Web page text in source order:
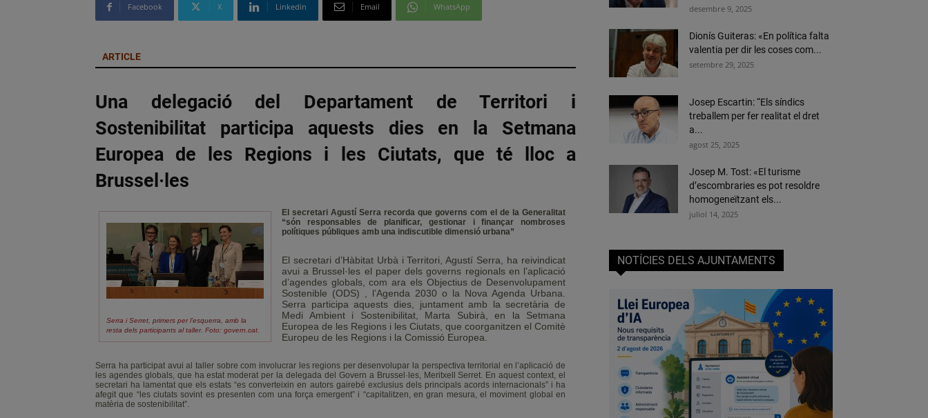
Facebook X Linkedin Email WhatsApp
ARTICLE
Una delegació del Departament de Territori i
Sostenibilitat participa aquests dies en la Setmana
Europea de les Regions i les Ciutats, que té lloc a
Brussel·les
Serra i Serret, primers per l’esquerra, amb la
resta dels participants al taller. Foto: govern.cat.
El secretari Agustí Serra recorda que governs com el de la Generalitat
“són responsables de planificar, gestionar i finançar nombroses
polítiques públiques amb una indiscutible dimensió urbana”
El secretari d’Hàbitat Urbà i Territori, Agustí Serra, ha reivindicat
avui a Brussel·les el paper dels governs regionals en l’aplicació
d’agendes globals, com ara els Objectius de Desenvolupament
Sostenible (ODS) , l’Agenda 2030 o la Nova Agenda Urbana.
Serra participa aquests dies, juntament amb la secretària de
Medi Ambient i Sostenibilitat, Marta Subirà, en la Setmana
Europea de les Regions i les Ciutats, que coorganitzen el Comitè
Europeu de les Regions i la Comissió Europea.
Serra ha participat avui al taller sobre com involucrar les regions per desenvolupar la perspectiva territorial en l’aplicació de
les agendes globals, que ha estat moderat per la delegada del Govern a Brussel·les, Meritxell Serret. En aquest context, el
secretari ha lamentat que els estats “es converteixin en autors gairebé exclusius dels principals acords internacionals” i ha
afegit que “les ciutats sovint es presenten com una força emergent” i “capitalitzen, en gran mesura, el moviment global en
matèria de sostenibilitat”.
desembre 9, 2025
Dionís Guiteras: «En política falta
valentia per dir les coses com...
setembre 29, 2025
Josep Escartin: “Els síndics
treballem per fer realitat el dret
a...
agost 25, 2025
Josep M. Tost: «El turisme
d’escombraries es pot resoldre
homogeneïtzant els...
juliol 14, 2025
NOTÍCIES DELS AJUNTAMENTS